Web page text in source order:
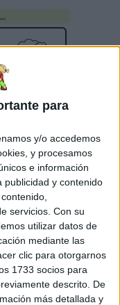
para
y/o accedemos
y procesamos
e información
publicidad y contenido
servicios. Con su
utilizar datos de
mediante las
clic para otorgarnos
1733 socios para
descrito. De
más detallada y